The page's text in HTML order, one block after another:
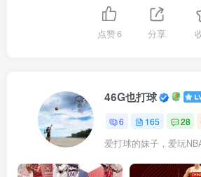
点赞6 分享
46G也打球
6 165 28
爱打球的妹子，爱玩